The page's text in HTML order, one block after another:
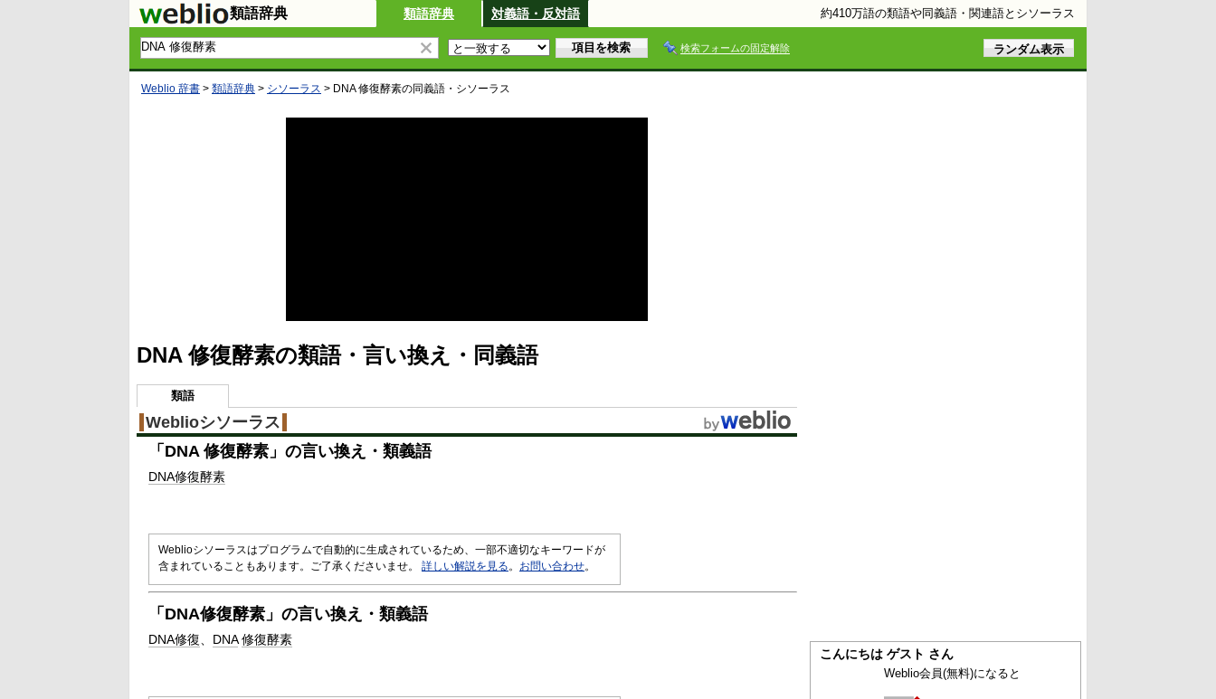
類語辞典 類語辞典 対義語・反対語 約410万語の類語や同義語・関連語とシソーラス
検索フォームの固定解除
Weblio 辞書 > 類語辞典 > シソーラス > DNA 修復酵素の同義語・シソーラス
DNA 修復酵素の類語・言い換え・同義語
類語
Weblioシソーラス
「 DNA 修復酵素 」の言い換え・類義語
DNA修復酵素
Weblioシソーラスはプログラムで自動的に生成されているため、一部不適切なキーワードが
含まれていることもあります。ご了承くださいませ。 詳しい解説を見る 。 お問い合わせ。
「 DNA修復酵素 」の言い換え・類義語
DNA修復 DNA 修復酵素
こんにちは ゲスト さん
Weblio会員(無料)になると